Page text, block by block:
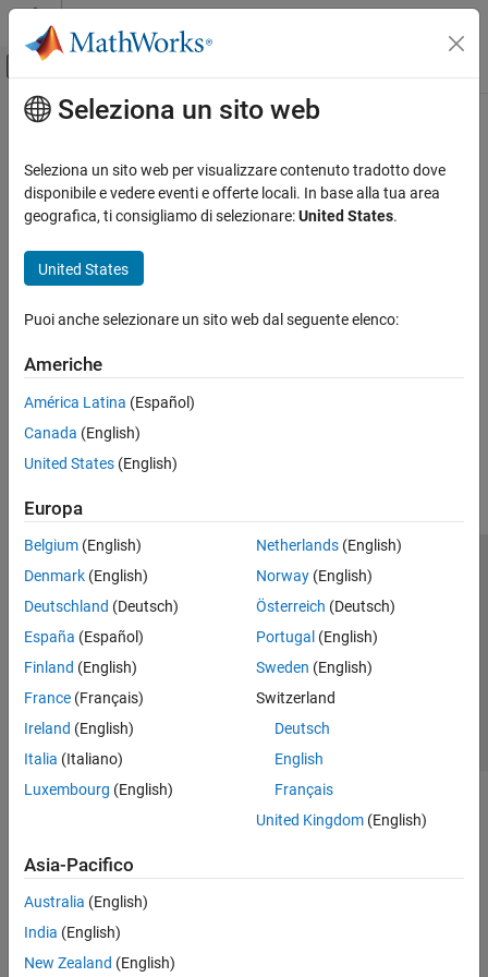
Vai al contenuto
Attiva/disattiva menu di navigazione
Pagina iniziale della documentazione
Contenuto principale
How useful was this information?
Seleziona un sito web
Seleziona un sito web per visualizzare contenuto tradotto dove
disponibile e vedere eventi e offerte locali. In base alla tua area
geografica, ti consigliamo di selezionare:United States.
United States
Puoi anche selezionare un sito web dal seguente elenco:
Americhe
América Latina (Español)
Canada (English)
United States (English)
Europa
Belgium (English)
Denmark (English)
Deutschland (Deutsch)
España (Español)
Finland (English)
France (Français)
Ireland (English)
Italia (Italiano)
Luxembourg (English)
Netherlands(English)
Norway(English)
Österreich (Deutsch)
Portugal (English)
Sweden (English)
Switzerland
Deutsch
English
Français
United Kingdom(English)
Asia-Pacifico
Australia (English)
India (English)
New Zealand (English)
Centro di fiducia
Informativa sulla privacy
Antipirateria
Stato dell'applicazione
Contatti
© 1994-2026 The MathWorks, Inc.